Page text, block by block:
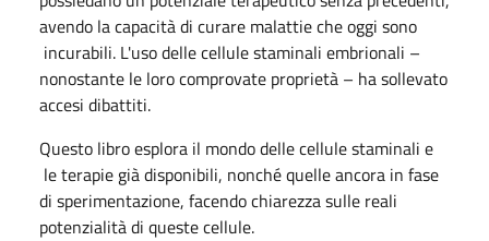
avendo la capacità di curare malattie che oggi sono
incurabili. L'uso delle cellule staminali embrionali –
nonostante le loro comprovate proprietà – ha sollevato
accesi dibattiti.
Questo libro esplora il mondo delle cellule staminali e
le terapie già disponibili, nonché quelle ancora in fase
di sperimentazione, facendo chiarezza sulle reali
potenzialità di queste cellule.